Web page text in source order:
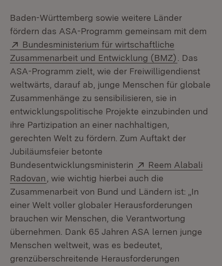
Baden-Württemberg sowie weitere Länder
fördern das ASA-Programm gemeinsam mit dem
Extern:
Bundesministerium für wirtschaftliche
Zusammenarbeit und Entwicklung (BMZ) (Öffnet in
. Das
ASA-Programm zielt, wie der Freiwilligendienst
weltwärts, darauf ab, junge Menschen für globale
Zusammenhänge zu sensibilisieren, sie in
entwicklungspolitische Projekte einzubinden und
ihre Partizipation an einer nachhaltigen,
gerechten Welt zu fördern. Zum Auftakt der
Jubiläumsfeier betonte
Bundesentwicklungsministerin
Extern:
Reem Alabali
Radovan (Öffnet in neuem Fenster)
, wie wichtig hierbei auch die
Zusammenarbeit von Bund und Ländern ist: „In
einer Welt voller globaler Herausforderungen
brauchen wir Menschen, die Verantwortung
übernehmen. Dank 65 Jahren ASA lernen junge
Menschen weltweit, was es bedeutet,
grenzüberschreitende Herausforderungen